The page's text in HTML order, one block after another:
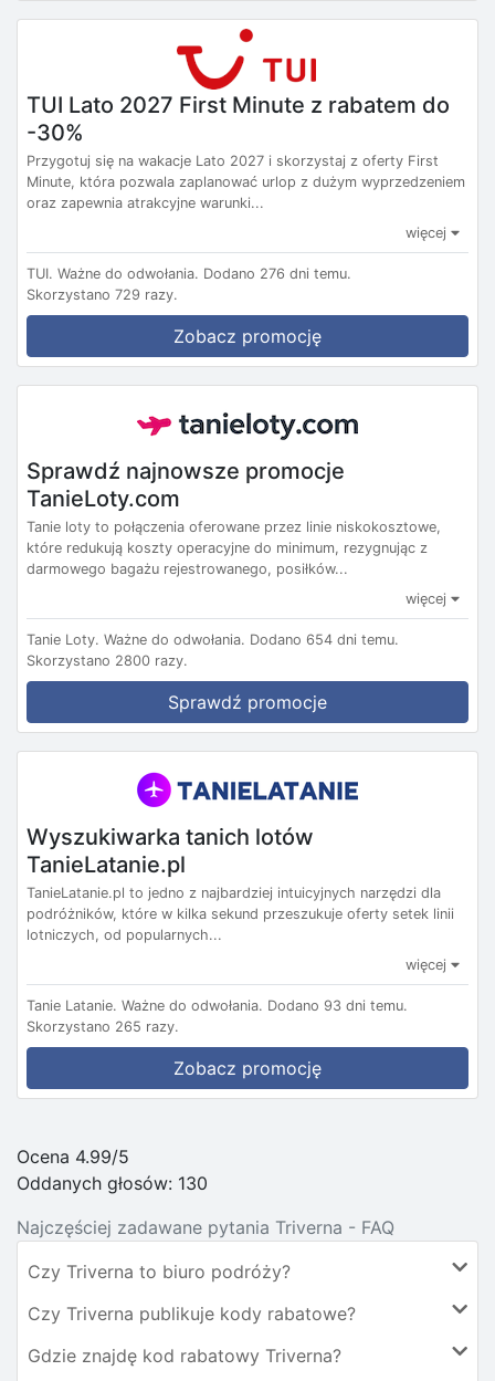
TUI Lato 2027 First Minute z rabatem do
-30%
Przygotuj się na wakacje Lato 2027 i skorzystaj z oferty First
Minute, która pozwala zaplanować urlop z dużym wyprzedzeniem
oraz zapewnia atrakcyjne warunki...
więcej
TUI. Ważne do odwołania. Dodano 276 dni temu.
Skorzystano 729 razy.
Zobacz promocję
Sprawdź najnowsze promocje
TanieLoty.com
Tanie loty to połączenia oferowane przez linie niskokosztowe,
które redukują koszty operacyjne do minimum, rezygnując z
darmowego bagażu rejestrowanego, posiłków...
więcej
Tanie Loty. Ważne do odwołania. Dodano 654 dni temu.
Skorzystano 2800 razy.
Sprawdź promocje
Wyszukiwarka tanich lotów
TanieLatanie.pl
TanieLatanie.pl to jedno z najbardziej intuicyjnych narzędzi dla
podróżników, które w kilka sekund przeszukuje oferty setek linii
lotniczych, od popularnych...
więcej
Tanie Latanie. Ważne do odwołania. Dodano 93 dni temu.
Skorzystano 265 razy.
Zobacz promocję
Ocena 4.99/5
Oddanych głosów: 130
Najczęściej zadawane pytania Triverna - FAQ
Czy Triverna to biuro podróży?
Czy Triverna publikuje kody rabatowe?
Gdzie znajdę kod rabatowy Triverna?